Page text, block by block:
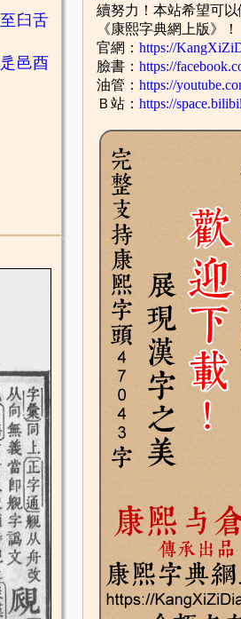
至 臼舌
辵 邑酉
續努力！本站希望可
《康熙字典網上版》！
官網： https://
臉書： https://
油管： https://
Ｂ站： https://